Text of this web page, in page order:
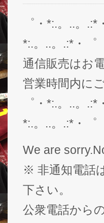
゜・*:.。..。
*:.。..。.:*・゜
通信販売はお
営業時間内に
゜・*:.。..。
*:.。..。.:*・゜
We are
※ 非通知電話
下さい。
公衆電話から